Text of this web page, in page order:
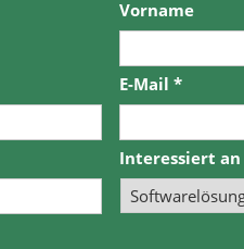
Vorname
E-Mail *
Interessiert an